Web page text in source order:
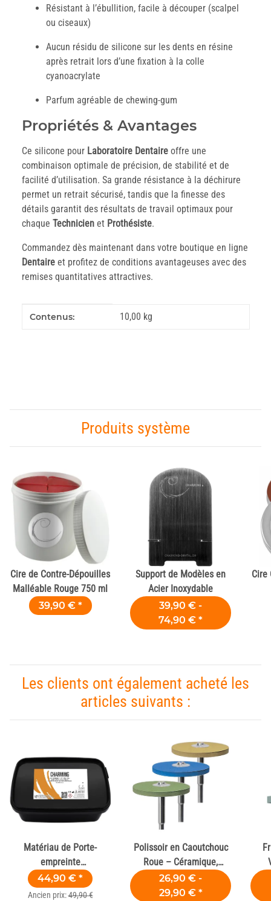
Résistant à l’ébullition, facile à découper (scalpel
ou ciseaux)
Aucun résidu de silicone sur les dents en résine
après retrait lors d’une fixation à la colle
cyanoacrylate
Parfum agréable de chewing-gum
Propriétés & Avantages
Ce silicone pour Laboratoire Dentaire offre une
combinaison optimale de précision, de stabilité et de
facilité d’utilisation. Sa grande résistance à la déchirure
permet un retrait sécurisé, tandis que la finesse des
détails garantit des résultats de travail optimaux pour
chaque Technicien et Prothésiste.
Commandez dès maintenant dans votre boutique en ligne
Dentaire et profitez de conditions avantageuses avec des
remises quantitatives attractives.
#productDetails.itemInformation#
#productDetails.itemValue#
Contenus: 10,00 kg
Produits système
Cire de Contre-Dépouilles
Malléable Rouge 750 ml
39,90 € *
Support de Modèles en
Acier Inoxydable
39,90 € -
74,90 € *
Cire
Les clients ont également acheté les
articles suivants :
Matériau de Porte-
empreinte
Photopolymérisable Rose
50 Pce
44,90 € *
Ancien prix:49,90 €
Polissoir en Caoutchouc
Roue – Céramique,
Zircone et Composite
26,90 € -
29,90 € *